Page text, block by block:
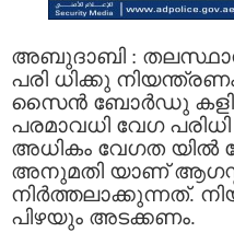
അബുദാബി :
പരി ധിക്കു
സൈൻ ബോർഡു കളിൽ
പരമാവധി വേഗ പരിധി
അധികം വേഗത യിൽ
അനുമതി യാണ്
നിർത്തലാക്കുന്നത്.
പിഴയും അടക്കണം.